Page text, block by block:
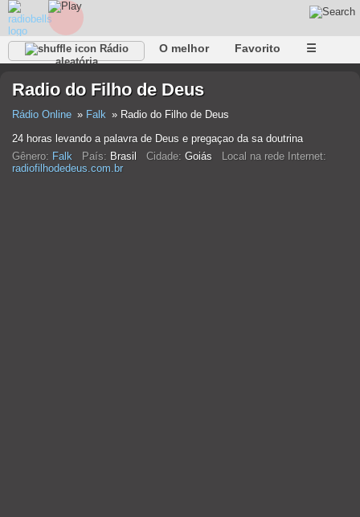
Rádio
aleatória
O melhor Favorito ☰
Radio do Filho de Deus
Rádio Online Falk
Radio do Filho de Deus
24 horas levando a palavra de Deus e pregaçao da sa doutrina
Gênero: Falk País: Brasil Cidade: Goiás
Local na rede Internet:
radiofilhodedeus.com.br